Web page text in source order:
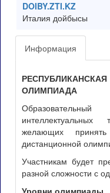
DOIBY.ZTI.KZ
Италия дойбысы
Информация
ОЛИМПИАДА
желающих
дистанционной
Участникам будет
разной сложности с
Уровни олимпиады